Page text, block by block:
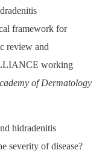
framework for
review and
working
of Dermatology
hidradenitis
severity of disease?